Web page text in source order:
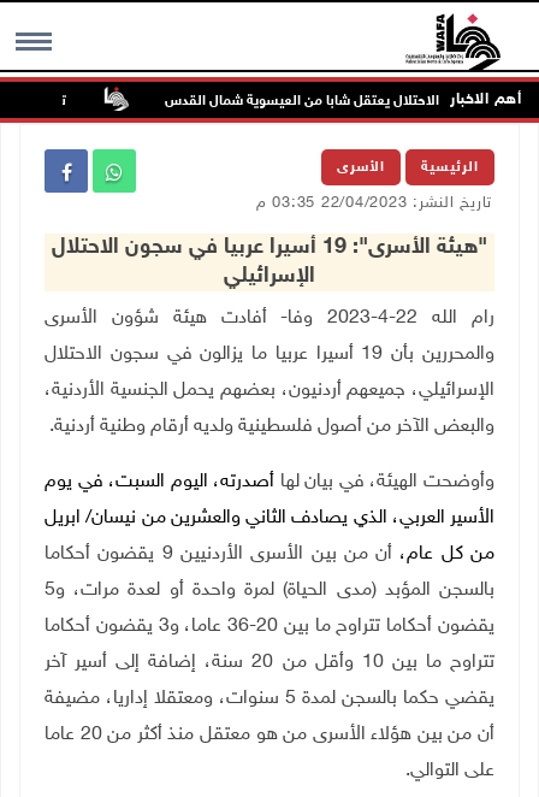
MENU أهم الاخبارالاحتلال يعتقل شابا من العيسوية شمال القدس تحذيرات من
الرئيسية الأسرى
تاريخ النشر: 22/04/2023 03:35 م
"هيئة الأسرى": 19 أسيرا عربيا في سجون الاحتلال
الإسرائيلي
رام الله 22-4-2023 وفا- أفادت هيئة شؤون الأسرى
والمحررين بأن 19 أسيرا عربيا ما يزالون في سجون الاحتلال
الإسرائيلي، جميعهم أردنيون، بعضهم يحمل الجنسية الأردنية،
والبعض الآخر من أصول فلسطينية ولديه أرقام وطنية أردنية.
وأوضحت الهيئة، في بيان لها أصدرته، اليوم السبت، في يوم
الأسير العربي، الذي يصادف الثاني والعشرين من نيسان/ ابريل
من كل عام،
أن من بين الأسرى الأردنيين 9 يقضون أحكاما
بالسجن المؤبد (مدى الحياة) لمرة واحدة أو لعدة مرات، و5
يقضون أحكاما تتراوح ما بين 20-36 عاما، و3 يقضون أحكاما
تتراوح ما بين 10 وأقل من 20 سنة، إضافة إلى أسير آخر
يقضي حكما بالسجن لمدة 5 سنوات، ومعتقلا إداريا، مضيفة
أن من بين هؤلاء الأسرى من هو معتقل منذ أكثر من 20 عاما
على التوالي.